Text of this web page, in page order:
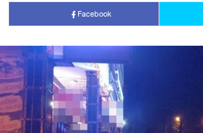
Facebook